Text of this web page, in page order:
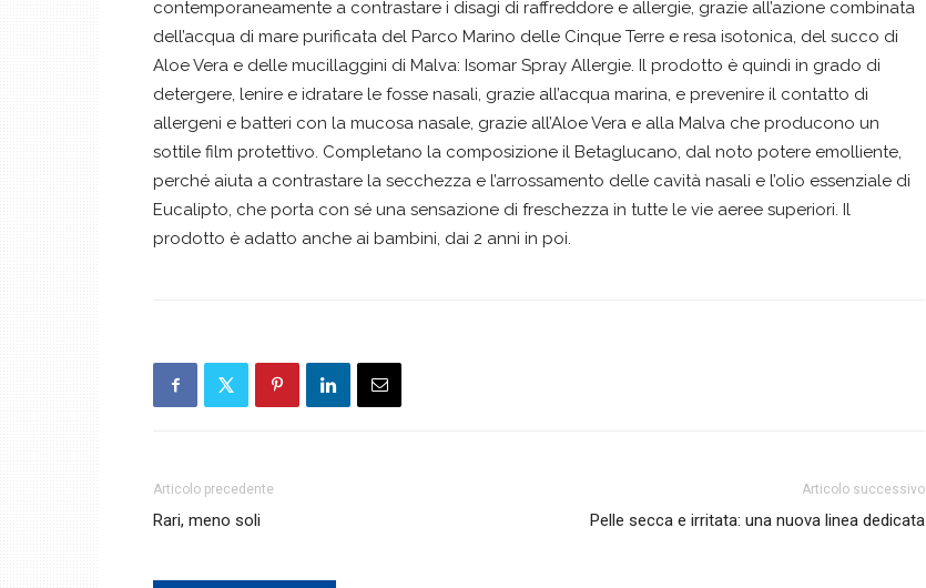
contemporaneamente a contrastare i disagi di raffreddore e allergie, grazie all’azione combinata
dell’acqua di mare purificata del Parco Marino delle Cinque Terre e resa isotonica, del succo di
Aloe Vera e delle mucillaggini di Malva: Isomar Spray Allergie. Il prodotto è quindi in grado di
detergere, lenire e idratare le fosse nasali, grazie all’acqua marina, e prevenire il contatto di
allergeni e batteri con la mucosa nasale, grazie all’Aloe Vera e alla Malva che producono un
sottile film protettivo. Completano la composizione il Betaglucano, dal noto potere emolliente,
perché aiuta a contrastare la secchezza e l’arrossamento delle cavità nasali e l’olio essenziale di
Eucalipto, che porta con sé una sensazione di freschezza in tutte le vie aeree superiori. Il
prodotto è adatto anche ai bambini, dai 2 anni in poi.
Articolo precedente
Rari, meno soli
Articolo successivo
Pelle secca e irritata: una nuova linea dedicata